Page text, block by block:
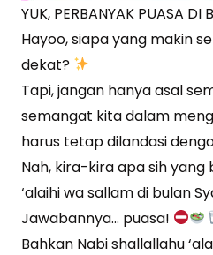
YUK, PERBANYAK PUASA DI
Hayoo, siapa yang makin
dekat?
Tapi, jangan hanya asal
semangat kita dalam
harus tetap dilandasi
Nah, kira-kira apa sih yang
‘alaihi wa sallam di bulan
Jawabannya… puasa!
Bahkan Nabi shallallahu